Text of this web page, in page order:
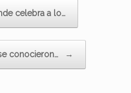
celebra a lo…
conocieron… →